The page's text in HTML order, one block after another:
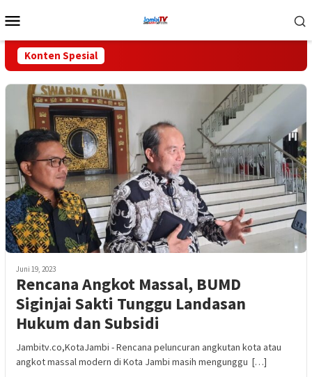
ke
Mobile
Konten Spesial
Juni 19, 2023
Rencana Angkot Massal, BUMD
Siginjai Sakti Tunggu Landasan
Hukum dan Subsidi
Jambitv.co,KotaJambi - Rencana peluncuran angkutan kota atau
angkot massal modern di Kota Jambi masih mengunggu […]